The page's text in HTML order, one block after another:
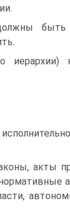
быть
акты